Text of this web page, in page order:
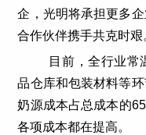
企，光明将承担更多
合作伙伴携手共克时艰
目前，全行业常温
品仓库和包装材料等
奶源成本占总成本的
各项成本都在提高。